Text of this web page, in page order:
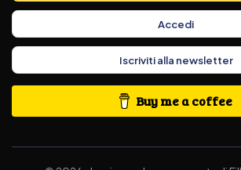
Accedi
Iscriviti alla newsletter
Buy me a coffee